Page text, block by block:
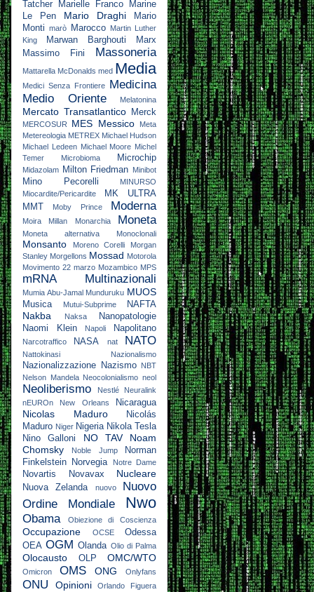
Tatcher Marielle Franco
Marine
Le Pen
Mario Draghi
Mario
Monti
marò Marocco
Martin Luther
King
Marwan Barghouti
Marx
Massimo Fini
Massoneria
Mattarella McDonalds med Media
Medici Senza Frontiere Medicina
Medio Oriente
Melatonina
Mercato Transatlantico Merck
MERCOSUR MES Messico
Meta
Metereologia METREX Michael Hudson
Michael Ledeen Michael Moore Michel
Temer
Microbioma Microchip
Midazolam Milton Friedman Minibot
Mino Pecorelli
MINURSO
Miocardite/Pericardite
MK ULTRA
MMT
Moby Prince Moderna
Moira Millan Monarchia Moneta
Moneta alternativa Monoclonali
Monsanto Moreno Corelli
Morgan
Stanley Morgellons Mossad Motorola
Movimento 22 marzo Mozambico MPS
mRNA Multinazionali
Mumia Abu-Jamal Munduruku MUOS
Musica Mutui-Subprime NAFTA
Nakba Naksa
Nanopatologie
Naomi Klein
Napoli Napolitano
Narcotraffico NASA nat NATO
Nattokinasi Nazionalismo
Nazionalizzazione Nazismo
NBT
Nelson Mandela Neocolonialismo neol
Neoliberismo Nestlé
Neuralink
nEUROn
New Orleans Nicaragua
Nicolas Maduro
Nicolás
Maduro Niger Nigeria Nikola Tesla
Nino Galloni
NO TAV
Noam
Chomsky
Noble Jump
Norman
Finkelstein
Norvegia Notre Dame
Novartis Novavax Nucleare
Nuova Zelanda nuovo
Nuovo
Ordine Mondiale
Nwo
Obama Obiezione di Coscienza
Occupazione OCSE
Odessa
OEA OGM Olanda Olio di Palma
Olocausto OLP OMC/WTO
Omicron OMS ONG Onlyfans
ONU Opinioni
Orlando Figuera